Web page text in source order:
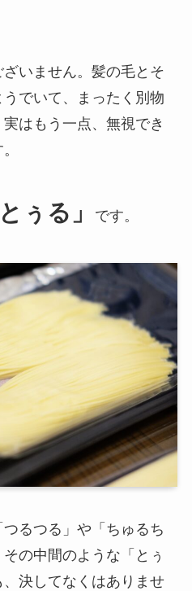
いません。髪の毛とそ
でいて、まったく別物
はもう一点、無視でき
ぅる」 です。
るつる」や「ちゅるち
の中間のような「とぅ
決してなくはありませ